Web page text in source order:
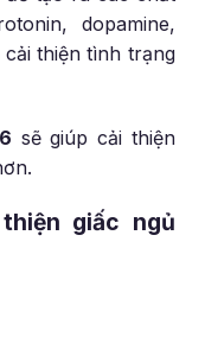
dopamine,
thiện tình trạng
sẽ giúp cải thiện
giấc ngủ